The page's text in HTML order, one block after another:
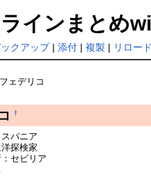
インまとめ
クアップ| 添付| 複製 | リロー
ェデリコ
†
パニア
探検家
セビリア